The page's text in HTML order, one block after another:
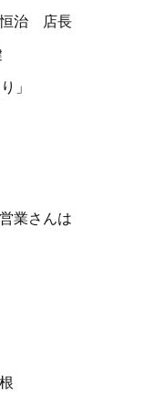
治 店長
」
業さんは